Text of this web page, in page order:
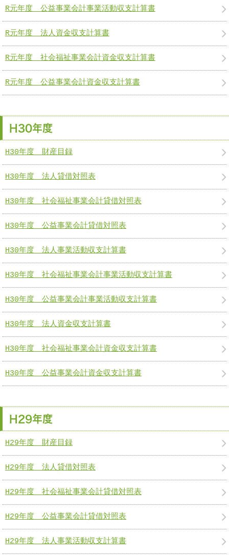
R元年度 公益事業会計事業活動収支計算書
R元年度 法人資金収支計算書
R元年度 社会福祉事業会計資金収支計算書
R元年度 公益事業会計資金収支計算書
H30年度
H30年度 財産目録
H30年度 法人貸借対照表
H30年度 社会福祉事業会計貸借対照表
H30年度 公益事業会計貸借対照表
H30年度 法人事業活動収支計算書
H30年度 社会福祉事業会計事業活動収支計算書
H30年度 公益事業会計事業活動収支計算書
H30年度 法人資金収支計算書
H30年度 社会福祉事業会計資金収支計算書
H30年度 公益事業会計資金収支計算書
H29年度
H29年度 財産目録
H29年度 法人貸借対照表
H29年度 社会福祉事業会計貸借対照表
H29年度 公益事業会計貸借対照表
H29年度 法人事業活動収支計算書